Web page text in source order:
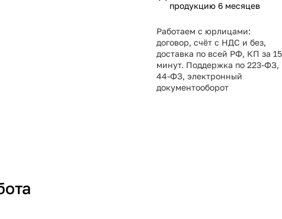
продукцию 6 месяцев
Работаем с юрлицами:
договор, счёт с НДС и без,
доставка по всей РФ, КП за 15
минут. Поддержка по 223-ФЗ,
44-ФЗ, электронный
документооборот